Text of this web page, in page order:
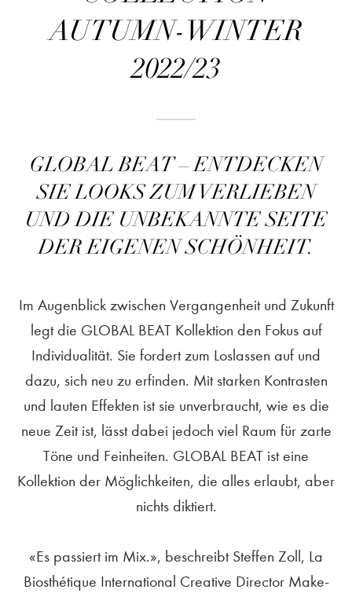
AUTUMN-WINTER
2022/23
GLOBAL BEAT – ENTDECKEN
SIE LOOKS ZUM VERLIEBEN
UND DIE UNBEKANNTE SEITE
DER EIGENEN SCHÖNHEIT.
Im Augenblick zwischen Vergangenheit und Zukunft
legt die GLOBAL BEAT Kollektion den Fokus auf
Individualität. Sie fordert zum Loslassen auf und
dazu, sich neu zu erfinden. Mit starken Kontrasten
und lauten Effekten ist sie unverbraucht, wie es die
neue Zeit ist, lässt dabei jedoch viel Raum für zarte
Töne und Feinheiten. GLOBAL BEAT ist eine
Kollektion der Möglichkeiten, die alles erlaubt, aber
nichts diktiert.
«Es passiert im Mix.», beschreibt Steffen Zoll, La
Biosthétique International Creative Director Make-